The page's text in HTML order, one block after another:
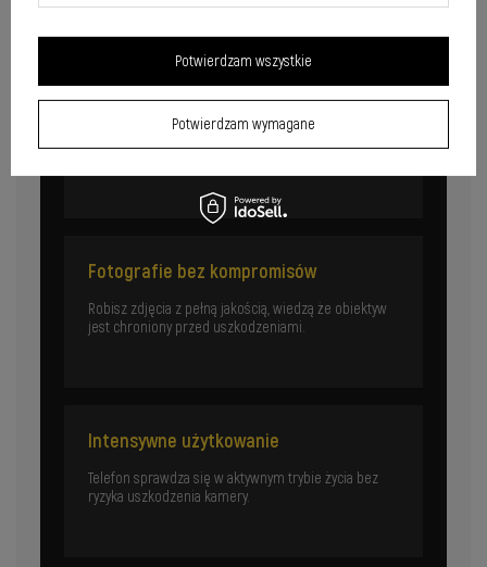
Szkło chroni aparat w każdej sytuacji codziennego
Ochrona przy noszeniu
Fotografie bez kompromisów
Robisz zdjęcia z pełną jakością, wiedzą że obiektyw
jest chroniony przed uszkodzeniami.
Intensywne użytkowanie
Telefon sprawdza się w aktywnym trybie życia bez
ryzyka uszkodzenia kamery.
Potwierdzam wymagane
Potwierdzam wszystkie